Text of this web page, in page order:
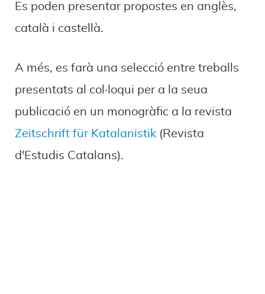
Es poden presentar propostes en anglès,
català i castellà.
A més, es farà una selecció entre treballs
presentats al col·loqui per a la seua
publicació en un monogràfic a la revista
Zeitschrift für Katalanistik(Revista
d'Estudis Catalans).